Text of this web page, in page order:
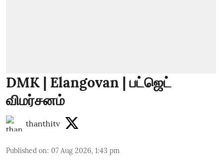
DMK | Elangovan | பட்ஜெட்
விமர்சனம்
thanthitv
Published on: 07 Aug 2026, 1:43 pm